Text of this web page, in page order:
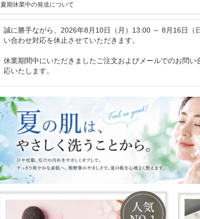
夏期休業中の発送について
誠に勝手ながら、2026年8月10日（月）13:00 ～ 8月16日（
い合わせ対応を休止させていただきます。
休業期間中にいただきましたご注文およびメールでのお問
応いたします。
2026年7月10日（金）〜19日（日）まで、京都本店が祇園
ます。
期間中にいただきましたご注文やお問い合わせは、20日（
ご不便をおかけしますが、何卒よろしくお願いします。
いつも六角館さくら堂KYOTOをご愛顧いただき、誠にあり
今年も京都の夏を彩る「祇園祭」の開催期間にあわせて、
**を開催いたします。
人気の化粧筆をはじめ、半額商品を多数ご用意。さらに、